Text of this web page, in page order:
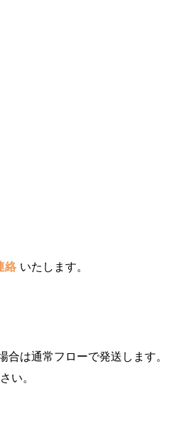
絡 いたします。
は通常フローで発送します。
い。